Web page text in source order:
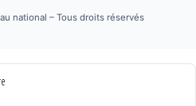
national – Tous droits réservés